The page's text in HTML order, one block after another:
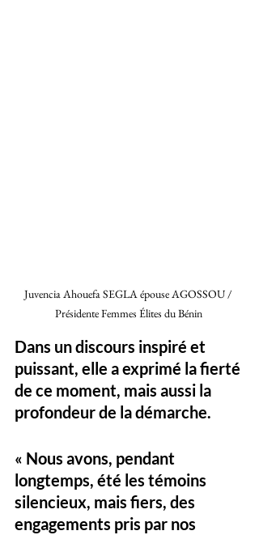
Juvencia Ahouefa SEGLA épouse AGOSSOU /
Présidente Femmes Élites du Bénin
Dans un discours inspiré et
puissant, elle a exprimé la fierté
de ce moment, mais aussi la
profondeur de la démarche.
« Nous avons, pendant
longtemps, été les témoins
silencieux, mais fiers, des
engagements pris par nos